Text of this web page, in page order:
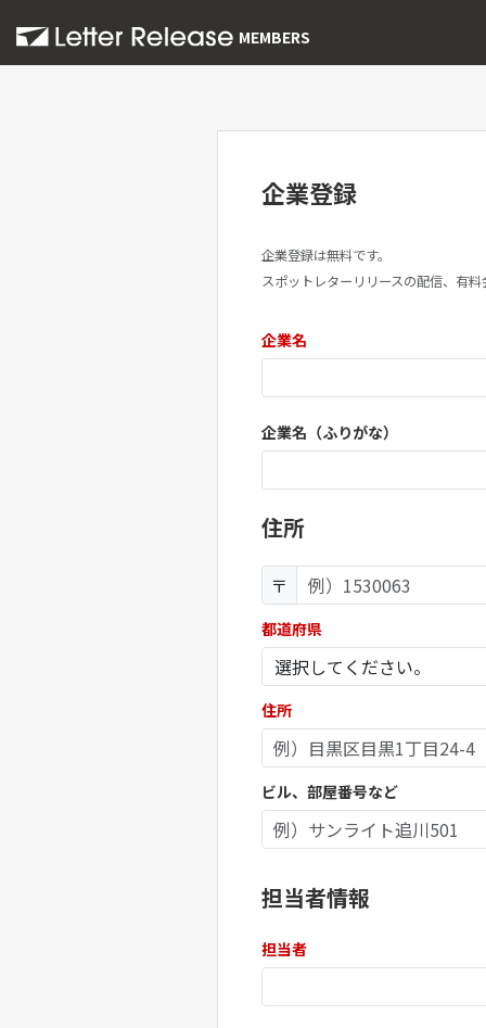
MEMBERS
企業登録
企業登録は無料です。
スポットレターリリースの配信、有
企業名
企業名（ふりがな）
住所
〒
都道府県
住所
ビル、部屋番号など
担当者情報
担当者